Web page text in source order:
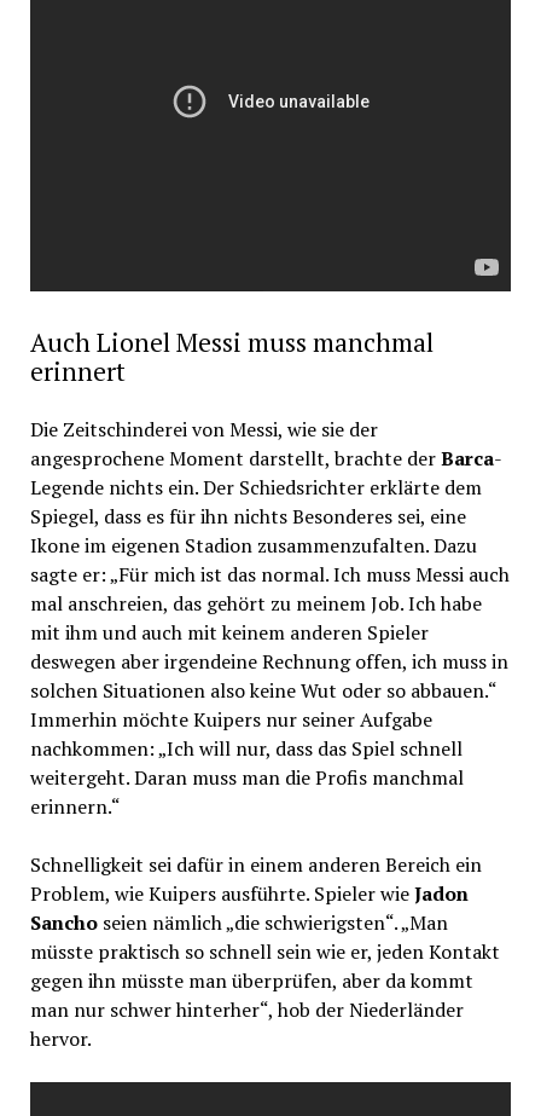
Auch Lionel Messi muss manchmal
erinnert
Die Zeitschinderei von Messi, wie sie der
angesprochene Moment darstellt, brachte derBarca-
Legende nichts ein. Der Schiedsrichter erklärte dem
Spiegel, dass es für ihn nichts Besonderes sei, eine
Ikone im eigenen Stadion zusammenzufalten. Dazu
sagte er: „Für mich ist das normal. Ich muss Messi auch
mal anschreien, das gehört zu meinem Job. Ich habe
mit ihm und auch mit keinem anderen Spieler
deswegen aber irgendeine Rechnung offen, ich muss in
solchen Situationen also keine Wut oder so abbauen.“
Immerhin möchte Kuipers nur seiner Aufgabe
nachkommen: „Ich will nur, dass das Spiel schnell
weitergeht. Daran muss man die Profis manchmal
erinnern.“
Schnelligkeit sei dafür in einem anderen Bereich ein
Problem, wie Kuipers ausführte. Spieler wieJadon
Sanchoseien nämlich „die schwierigsten“. „Man
müsste praktisch so schnell sein wie er, jeden Kontakt
gegen ihn müsste man überprüfen, aber da kommt
man nur schwer hinterher“, hob der Niederländer
hervor.